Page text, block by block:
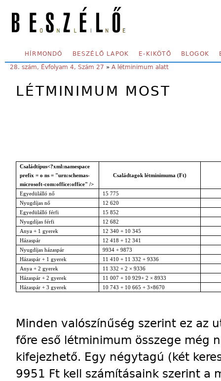
SECONDARY MENU
HÍRMONDÓ BESZÉLŐ LAPOK E-KIKÖTŐ BLOGOK
YOU ARE HERE:
28. szám, Évfolyam 4, Szám 27 » A létminimum alatt
LÉTMINIMUM MOST
Családtípus<?xml:namespace
prefix = o ns = "urn:schemas-
microsoft-com:office:office" />
Családtagok létminimuma (Ft)
Egyedülálló nő
15 775
Nyugdíjas nő
12 620
Egyedülálló férfi
15 852
Nyugdíjas férfi
12 682
Anya + 1 gyerek
12 340 + 10 345
Házaspár
12 418 + 12 341
Nyugdíjas házaspár
9934 + 9873
Házaspár + 1 gyerek
11 410 + 11 332 + 9336
Anya + 2 gyerek
11 332 + 2 × 9336
Házaspár + 2 gyerek
11 007 + 10 929+ 2 × 8933
Házaspár + 3 gyerek
10 743 + 10 665 + 3×8670
Minden valószínűség szerint ez az
főre eső létminimum összege még
kifejezhető. Egy négytagú (két
9951 Ft kell számításaink szerint a